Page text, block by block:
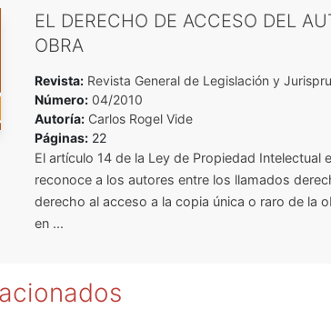
EL DERECHO DE ACCESO DEL
OBRA
Revista:Revista General de Legislación y
Número:04/2010
Autoría: Carlos Rogel Vide
Páginas:22
El artículo 14 de la Ley de Propiedad Intelectual
reconoce a los autores entre los llamados
derecho al acceso a la copia única o raro de la
en ...